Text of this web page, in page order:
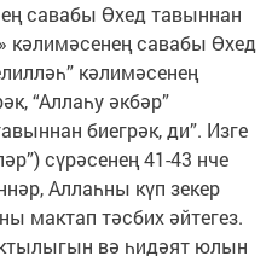
савабы Өхед тавыннан
кәлимәсенең савабы Өхед
кәлимәсенең
“Аллаһу әкбәр”
биегрәк, ди”. Изге
сүрәсенең 41-43 нче
Аллаһны күп зекер
мактап тәсбих әйтегез.
вә һидәят юлын